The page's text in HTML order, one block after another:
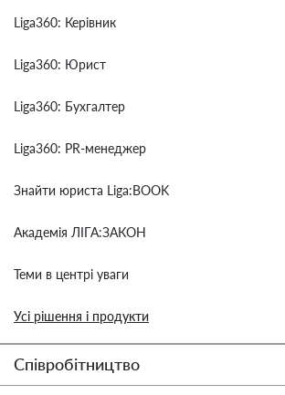
Liga360: Керівник
Liga360: Юрист
Liga360: Бухгалтер
Liga360: PR-менеджер
Знайти юриста Liga:BOOK
Академія ЛІГА:ЗАКОН
Теми в центрі уваги
Усі рішення і продукти
Співробітництво